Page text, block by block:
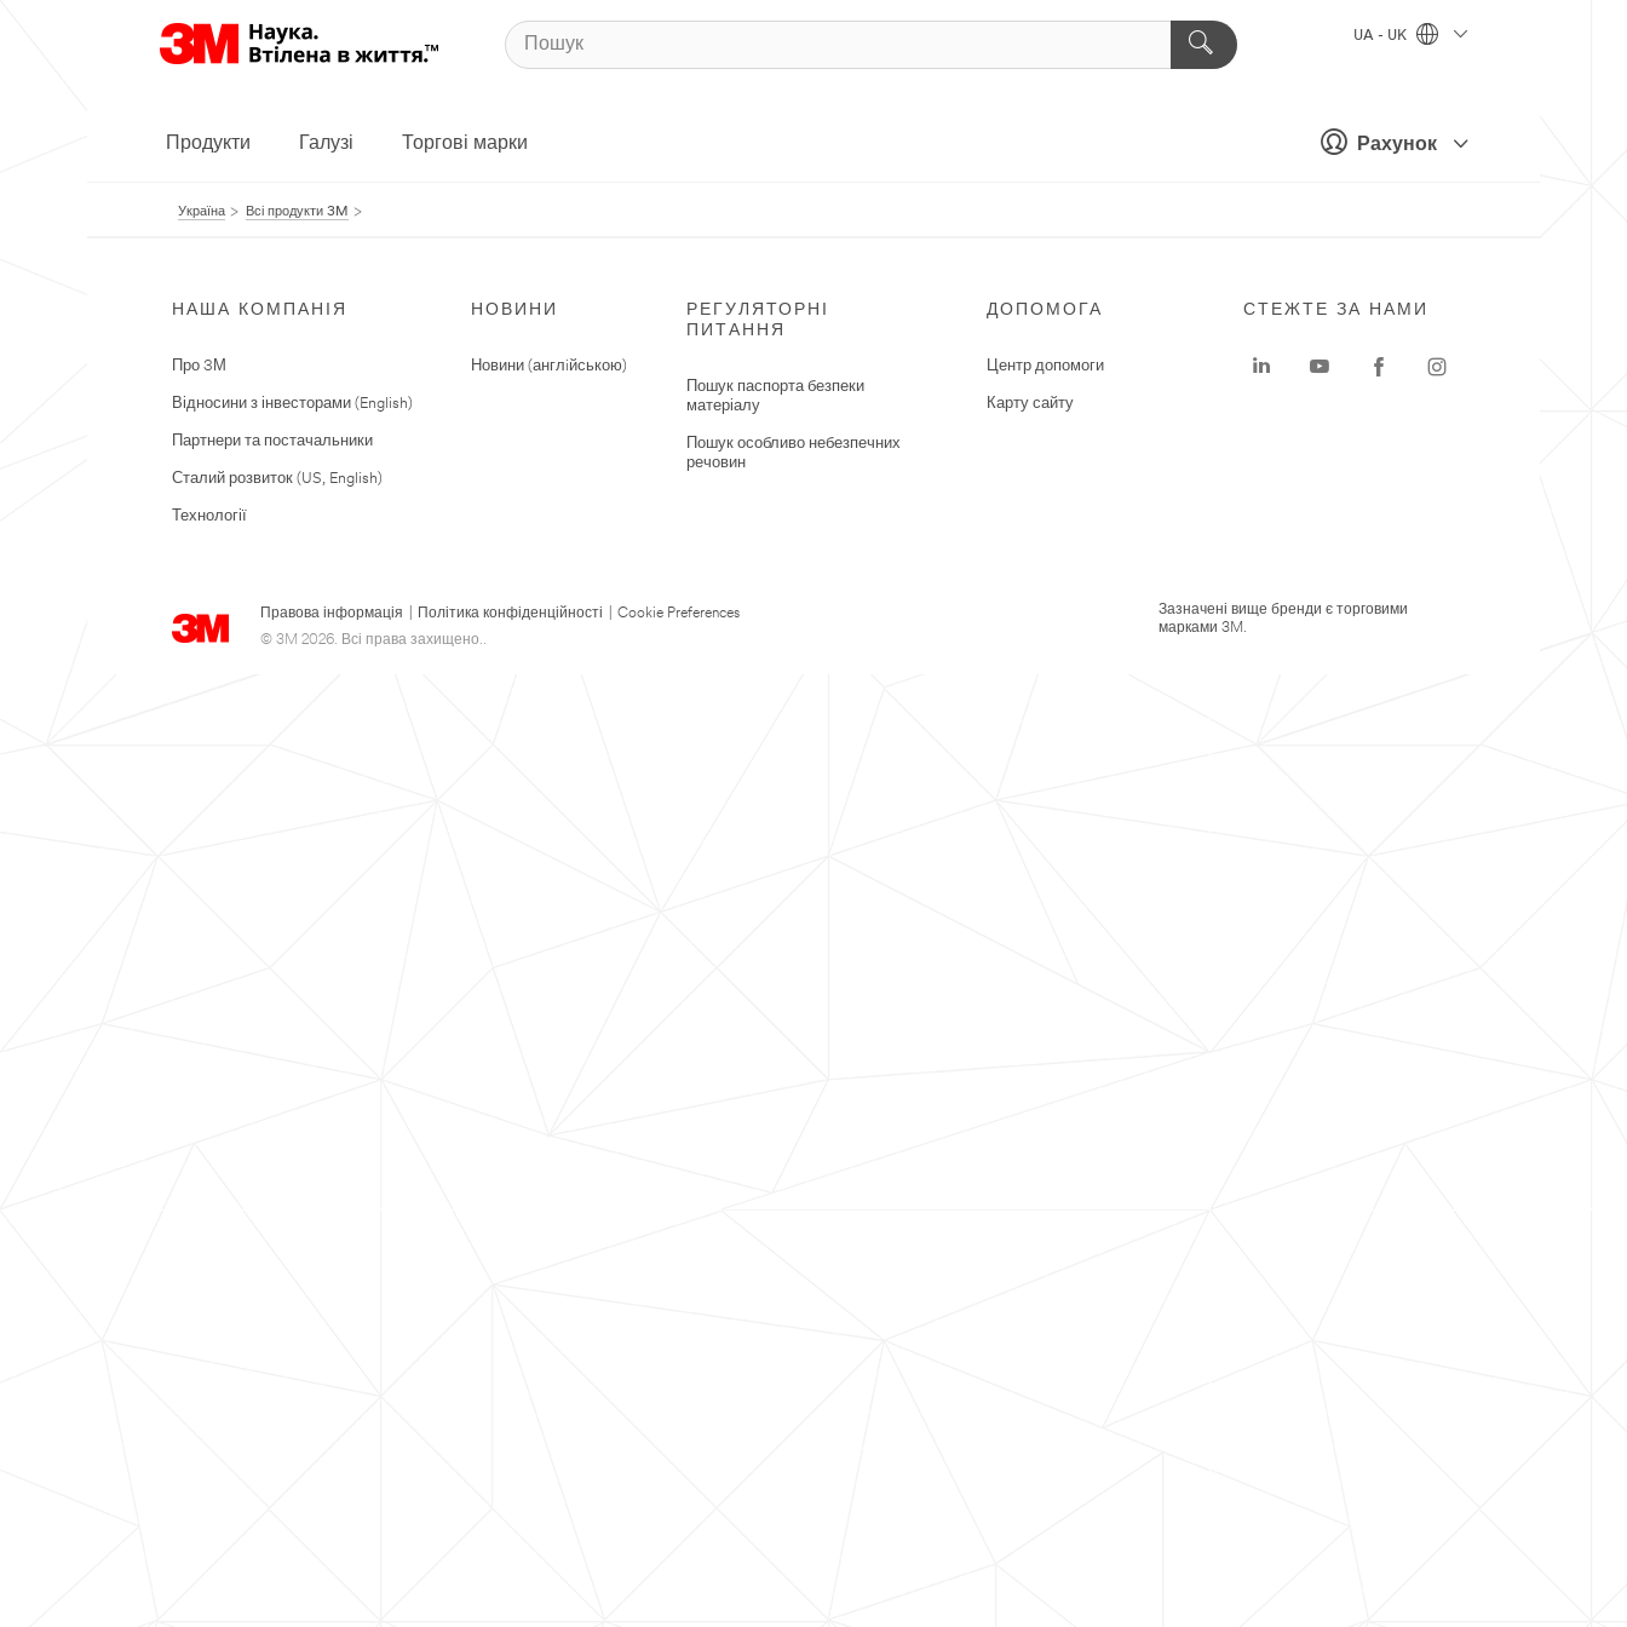
Рахунок
UA - UK
Продукти Галузі Торгові марки
Україна Всі продукти 3M
НАША КОМПАНІЯ
Про 3М
Відносини з інвесторами (English)
Партнери та постачальники
Сталий розвиток (US, English)
Технології
НОВИНИ
Новини (англiйською)
РЕГУЛЯТОРНІ
ПИТАННЯ
Пошук паспорта безпеки
матеріалу
Пошук особливо небезпечних
речовин
ДОПОМОГА
Центр допомоги
Карту сайту
Правова інформація Політика конфіденційності
Cookie Preferences
© 3M 2026. Всі права захищено..
СТЕЖТЕ ЗА НАМИ
Зазначені вище бренди є торговими
марками 3M.